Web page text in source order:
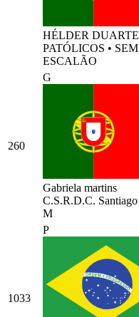
HÉLDER DUARTE
PATÓLICOS • SEM
ESCALÃO
260
G
Gabriela martins
C.S.R.D.C. Santiago
M
1033
P